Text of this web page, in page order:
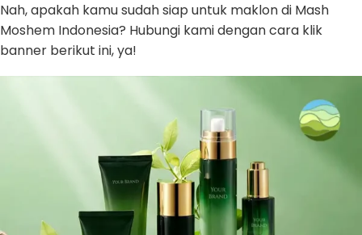
Nah, apakah kamu sudah siap untuk maklon di Mash
Moshem Indonesia? Hubungi kami dengan cara klik
banner berikut ini, ya!